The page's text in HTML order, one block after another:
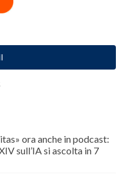
ora anche in podcast:
sull’IA si ascolta in 7